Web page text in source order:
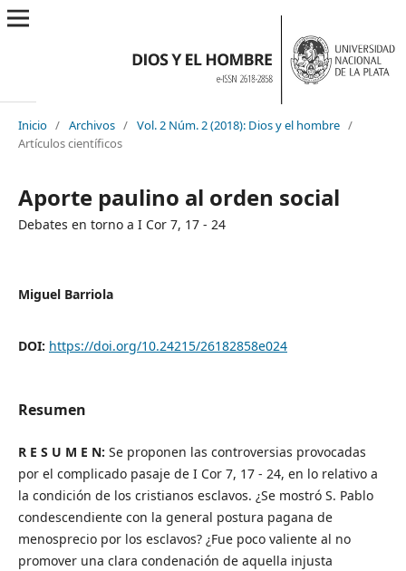
Inicio / Archivos / Vol. 2 Núm. 2 (2018): Dios y el hombre /
Artículos científicos
Aporte paulino al orden social
Debates en torno a I Cor 7, 17 - 24
Miguel Barriola
DOI: https://doi.org/10.24215/26182858e024
Resumen
R E S U M E N: Se proponen las controversias provocadas
por el complicado pasaje de I Cor 7, 17 - 24, en lo relativo a
la condición de los cristianos esclavos. ¿Se mostró S. Pablo
condescendiente con la general postura pagana de
menosprecio por los esclavos? ¿Fue poco valiente al no
promover una clara condenación de aquella injusta